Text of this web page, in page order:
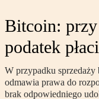
Bitcoin:
podatek
W przypadku
odmawia prawa do
brak odpowiedniego